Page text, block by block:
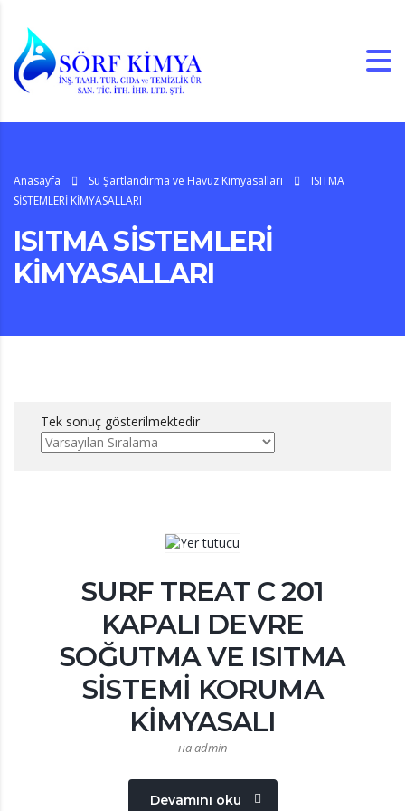
Anasayfa Su Şartlandırma ve Havuz Kimyasalları
ISITMA
SİSTEMLERİ KİMYASALLARI
ISITMA SİSTEMLERİ
KİMYASALLARI
Tek sonuç gösterilmektedir
SURF TREAT C 201
KAPALI DEVRE
SOĞUTMA VE ISITMA
SİSTEMİ KORUMA
KİMYASALI
на admin
Devamını oku